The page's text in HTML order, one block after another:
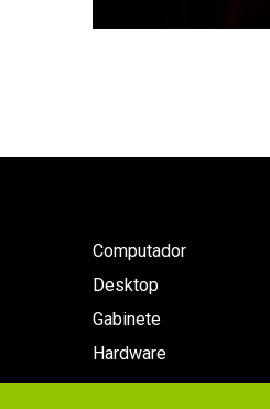
Computador
Desktop
Gabinete
Hardware